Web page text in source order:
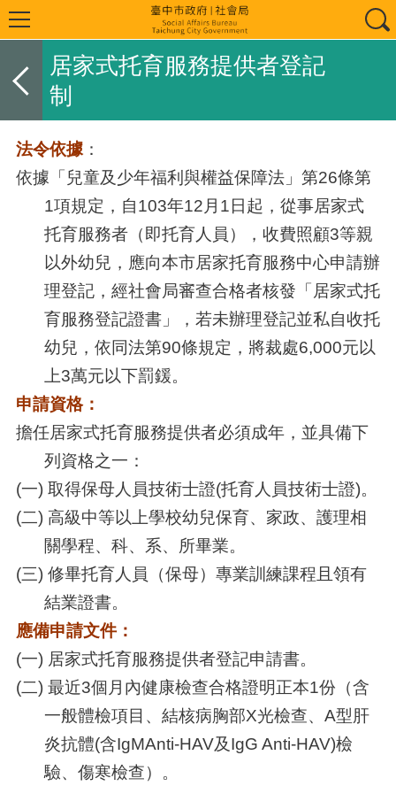
居家式托育服務提供者登記
制
法令依據：
依據「兒童及少年福利與權益保障法」第26條第
1項規定，自103年12月1日起，從事居家式
托育服務者（即托育人員），收費照顧3等親
以外幼兒，應向本市居家托育服務中心申請辦
理登記，經社會局審查合格者核發「居家式托
育服務登記證書」，若未辦理登記並私自收托
幼兒，依同法第90條規定，將裁處6,000元以
上3萬元以下罰鍰。
申請資格：
擔任居家式托育服務提供者必須成年，並具備下
列資格之一：
(一) 取得保母人員技術士證(托育人員技術士證)。
(二) 高級中等以上學校幼兒保育、家政、護理相
關學程、科、系、所畢業。
(三) 修畢托育人員（保母）專業訓練課程且領有
結業證書。
應備申請文件：
(一) 居家式托育服務提供者登記申請書。
(二) 最近3個月內健康檢查合格證明正本1份（含
一般體檢項目、結核病胸部X光檢查、A型肝
炎抗體(含IgMAnti-HAV及IgG Anti-HAV)檢
驗、傷寒檢查）。